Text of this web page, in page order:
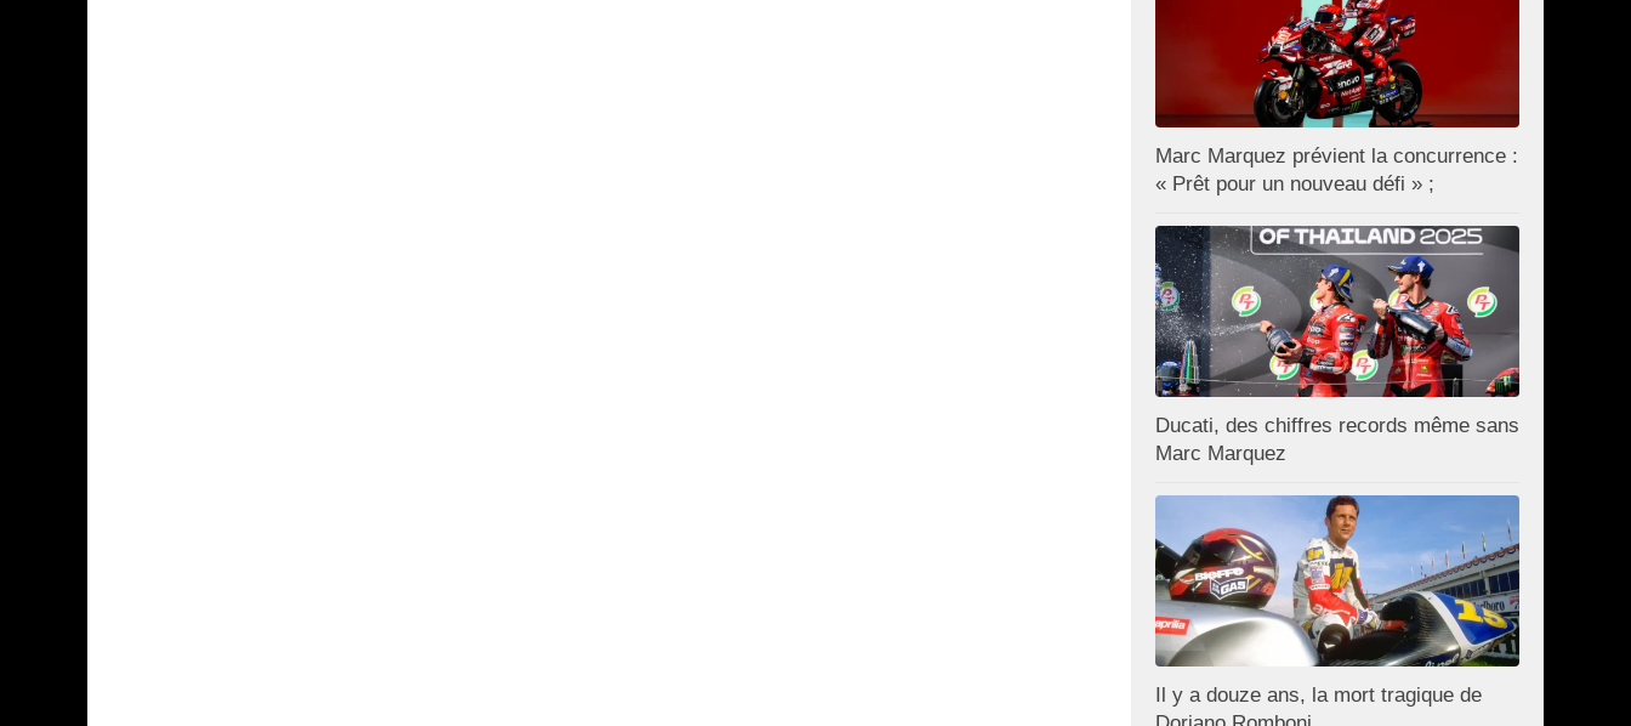
Marc Marquez prévient la concurrence :
« Prêt pour un nouveau défi » ;
Ducati, des chiffres records même sans
Marc Marquez
Il y a douze ans, la mort tragique de